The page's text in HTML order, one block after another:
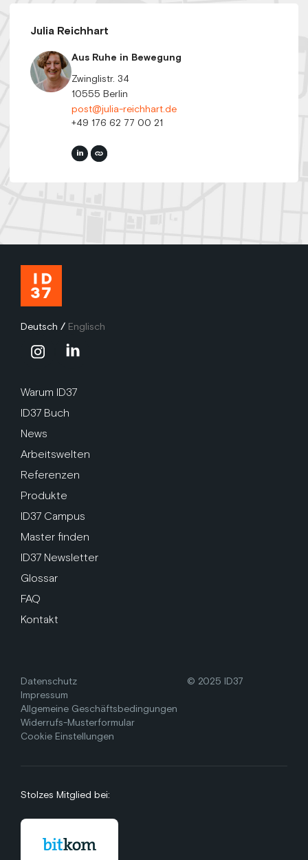
Julia Reichhart
Aus Ruhe in Bewegung
Zwinglistr. 34
10555 Berlin
post@julia-reichhart.de
+49 176 62 77 00 21‬
Deutsch / Englisch
Warum ID37
ID37 Buch
News
Arbeitswelten
Referenzen
Produkte
ID37 Campus
Master finden
ID37 Newsletter
Glossar
FAQ
Kontakt
Datenschutz
Impressum
Allgemeine Geschäftsbedingungen
Widerrufs-Musterformular
Cookie Einstellungen
© 2025 ID37
Stolzes Mitglied bei: